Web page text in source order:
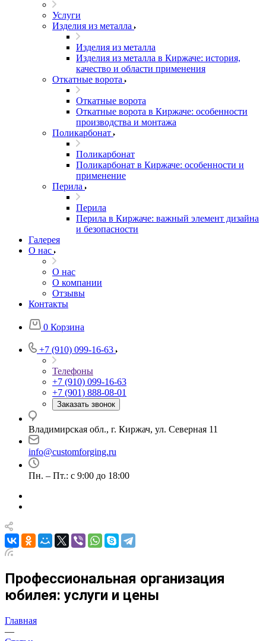
Услуги
Изделия из металла
Изделия из металла
Изделия из металла в Киржаче: история,
качество и области применения
Откатные ворота
Откатные ворота
Откатные ворота в Киржаче: особенности
производства и монтажа
Поликарбонат
Поликарбонат
Поликарбонат в Киржаче: особенности и
применение
Перила
Перила
Перила в Киржаче: важный элемент дизайна
и безопасности
Галерея
О нас
О нас
О компании
Отзывы
Контакты
0 Корзина
+7 (910) 099-16-63
Телефоны
+7 (910) 099-16-63
+7 (901) 888-08-01
Заказать звонок
Владимирская обл., г. Киржач, ул. Северная 11
info@customforging.ru
Пн. – Пт.: с 9:00 до 18:00
Профессиональная организация
юбилея: услуги и цены
Главная
—